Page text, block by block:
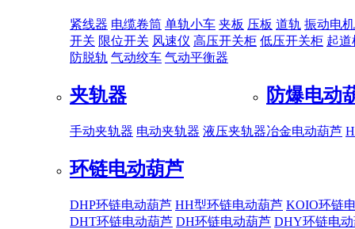
紧线器 电缆卷筒 单轨小车 夹板 压板 道轨 振动电机
开关 限位开关 风速仪 高压开关柜 低压开关柜 起道
防脱轨 气动绞车 气动平衡器
夹轨器
手动夹轨器 电动夹轨器 液压夹轨器
防爆电动
冶金电动葫芦
环链电动葫芦
DHP环链电动葫芦 HH型环链电动葫芦 KOIO环链
DHT环链电动葫芦 DH环链电动葫芦 DHY环链电